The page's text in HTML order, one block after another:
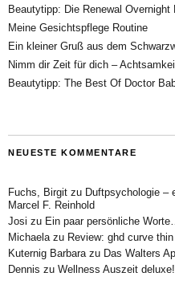
Beautytipp: Die Renewal
Meine Gesichtspflege Routine
Ein kleiner Gruß aus dem
Nimm dir Zeit für dich –
Beautytipp: The Best Of Doctor
NEUESTE KOMMENTARE
Fuchs, Birgit zu Duftpsychologie –
Marcel F. Reinhold
Josi zu Ein paar persönliche
Michaela zu Review: ghd curve
Kuternig Barbara zu Das Walters
Dennis zu Wellness Auszeit